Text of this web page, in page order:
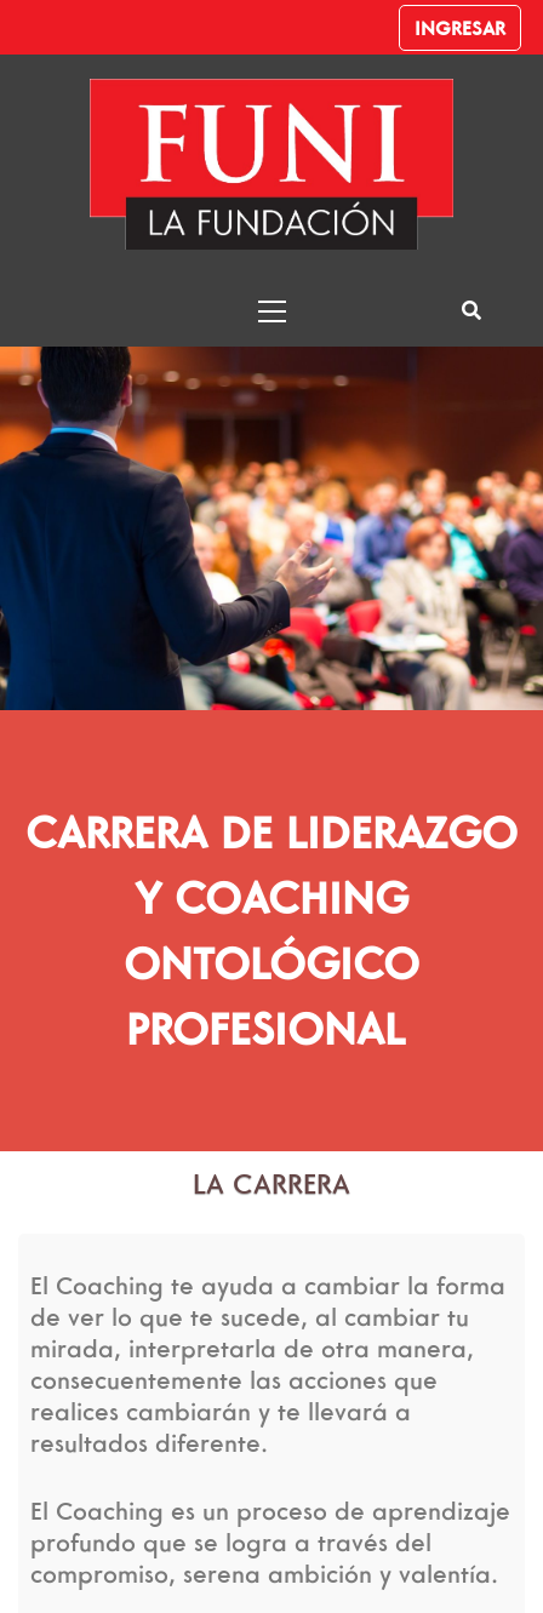
INGRESAR
Escuela de
Liderazgo
CARRERA DE LIDERAZGO
Y COACHING
ONTOLÓGICO
PROFESIONAL
LA CARRERA
El Coaching te ayuda a cambiar la forma
de ver lo que te sucede, al cambiar tu
mirada, interpretarla de otra manera,
consecuentemente las acciones que
realices cambiarán y te llevará a
resultados diferente.
El Coaching es un proceso de aprendizaje
profundo que se logra a través del
compromiso, serena ambición y valentía.